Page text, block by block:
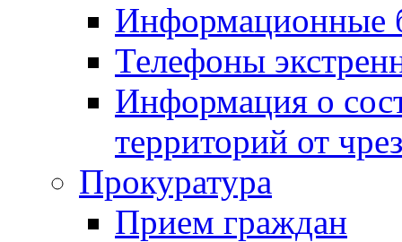
Информационные
Телефоны
Информация о
территорий от
Прокуратура
Прием граждан